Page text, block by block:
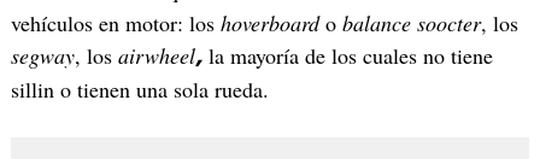
vehículos en motor: los hoverboardo balance soocter, los
segway, los airwheel, la mayoría de los cuales no tiene
sillin o tienen una sola rueda.